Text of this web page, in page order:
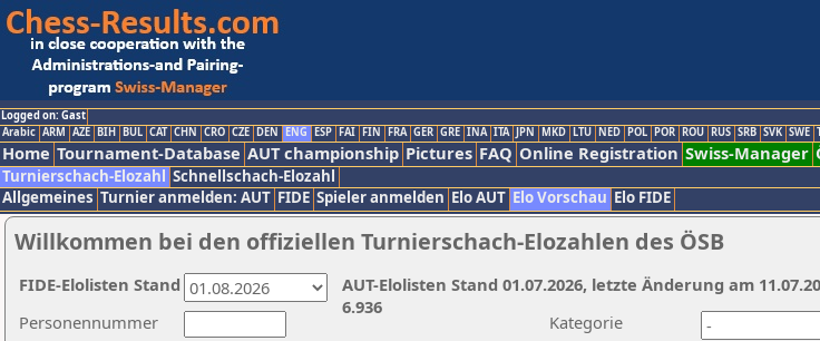
Logged on: Gast
Arabic ARM AZE BIH BUL CAT CHN CRO CZE DEN ENG ESP FAI FIN FRA GER GRE INA ITA JPN MKD LTU NED POL POR ROU RUS SRB SVK SWE
Home Tournament-Database AUT championship Pictures FAQ Online Registration Swiss-Manager
Turnierschach-Elozahl Schnellschach-Elozahl
Allgemeines Turnier anmelden: AUT FIDE Spieler anmelden Elo AUT Elo Vorschau Elo FIDE
Willkommen bei den offiziellen Turnierschach-Elozahlen des ÖSB
Kategorie
Personennummer
AUT-Elolisten Stand 01.07.2026, letzte Änderung am
6.936
FIDE-Elolisten Stand